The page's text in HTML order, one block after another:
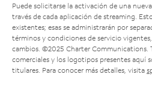
Puede solicitarse la activación de una
través de cada aplicación de streaming.
existentes; esas se administrarán por
términos y condiciones de servicio
cambios. ©2025 Charter Communications.
comerciales y los logotipos presentes aquí
titulares. Para conocer más detalles, visita